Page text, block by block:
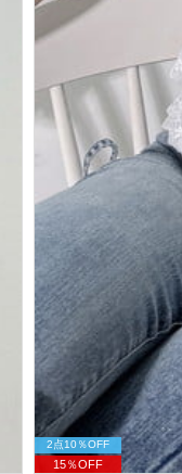
2点10％OFF
15％OFF